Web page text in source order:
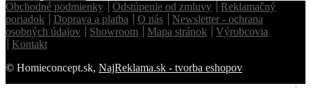
Obchodné podmienky Odstúpenie od zmluvy
Reklamačný
poriadok
Doprava a platba O nás
Newsletter - ochrana
osobných údajov
Showroom Mapa stránok
Výrobcovia
Kontakt
© Homieconcept.sk, NajReklama.sk - tvorba eshopov